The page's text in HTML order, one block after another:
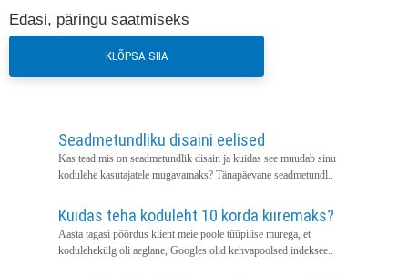
Edasi, päringu saatmiseks
KLÕPSA SIIA
Seadmetundliku disaini eelised
Kas tead mis on seadmetundlik disain ja kuidas see muudab sinu
kodulehe kasutajatele mugavamaks? Tänapäevane seadmetundl..
Kuidas teha koduleht 10 korda kiiremaks?
Aasta tagasi pöördus klient meie poole tüüpilise murega, et
kodulehekülg oli aeglane, Googles olid kehvapoolsed indeksee..